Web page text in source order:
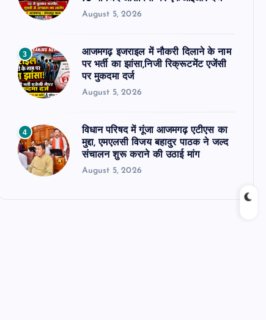
August 5, 2026
3
आजमगढ़ इजराइल में नौकरी दिलाने के नाम
पर भर्ती का झांसा,निजी रिक्रूटमेंट एजेंसी
पर मुकदमा दर्ज
August 5, 2026
4
विधान परिषद में गूंजा आजमगढ़ एटीएस का
मुद्दा, एमएलसी विजय बहादुर पाठक ने जल्द
संचालन शुरू कराने की उठाई मांग
August 5, 2026